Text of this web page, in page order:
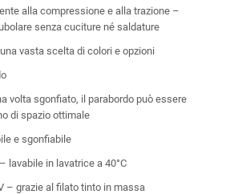
alla compressione e alla trazione –
senza cuciture né saldature
vasta scelta di colori e opzioni
volta sgonfiato, il parabordo può essere
di spazio ottimale
e sgonfiabile
lavabile in lavatrice a 40°C
– grazie al filato tinto in massa